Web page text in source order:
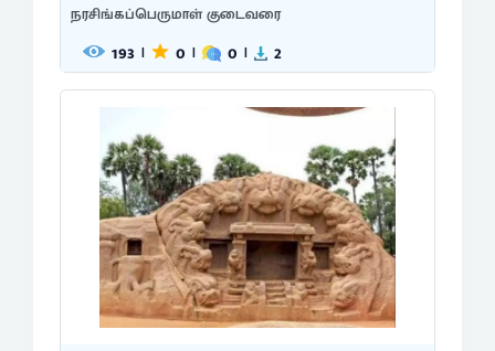
நரசிங்கப்பெருமாள் குடைவரை
193 | 0 | 0 | 2